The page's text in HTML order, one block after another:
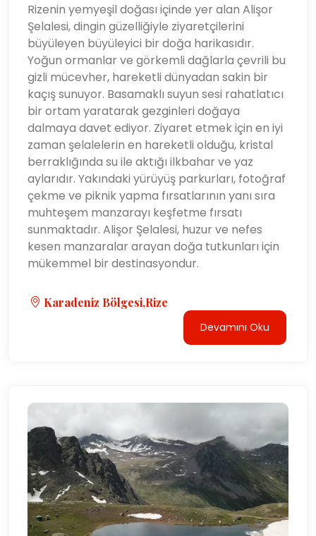
Rizenin yemyeşil doğası içinde yer alan Alişor
Şelalesi, dingin güzelliğiyle ziyaretçilerini
büyüleyen büyüleyici bir doğa harikasıdır.
Yoğun ormanlar ve görkemli dağlarla çevrili bu
gizli mücevher, hareketli dünyadan sakin bir
kaçış sunuyor. Basamaklı suyun sesi rahatlatıcı
bir ortam yaratarak gezginleri doğaya
dalmaya davet ediyor. Ziyaret etmek için en iyi
zaman şelalelerin en hareketli olduğu, kristal
berraklığında su ile aktığı ilkbahar ve yaz
aylarıdır. Yakındaki yürüyüş parkurları, fotoğraf
çekme ve piknik yapma fırsatlarının yanı sıra
muhteşem manzarayı keşfetme fırsatı
sunmaktadır. Alişor Şelalesi, huzur ve nefes
kesen manzaralar arayan doğa tutkunları için
mükemmel bir destinasyondur.
Karadeniz Bölgesi,Rize
Devamını Oku